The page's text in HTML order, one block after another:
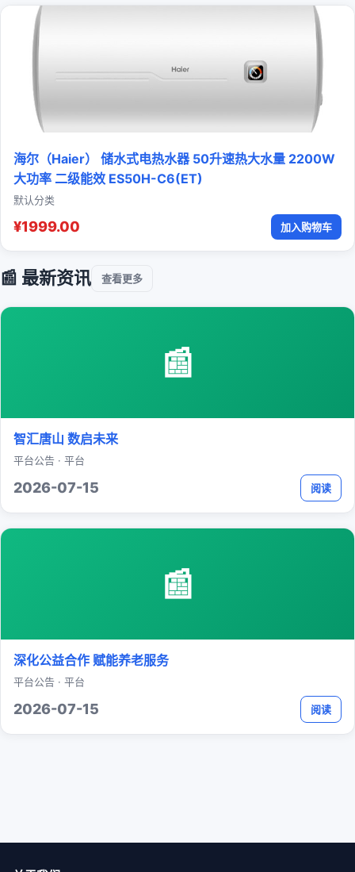
海尔（Haier） 储水式电热水器 50升速热大水量 2200W
大功率 二级能效 ES50H-C6(ET)
默认分类
¥1999.00 加入购物车
📰 最新资讯 查看更多
📰
智汇唐山 数启未来
平台公告 · 平台
2026-07-15 阅读
📰
深化公益合作 赋能养老服务
平台公告 · 平台
2026-07-15 阅读